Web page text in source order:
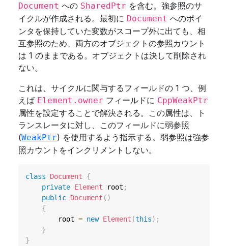
Document への SharedPtr を含む。強参照のサ
イクルが作成される。最初に Document へのポイ
ンタを保持していた変数がスコープ外に出ても、相
互参照のため、両方のオブジェクトの参照カウント
は 1 のままである。オブジェクトは決して削除され
ない。
これは、サイクルに関与するフィールドの 1 つ、例
えば Element.owner フィールドに CppWeakPtr
属性を設定することで解決される。この属性は、ト
ランスレータに対し、このフィールドに弱参照
(WeakPtr) を使用するよう指示する。弱参照は強参
照カウントをインクリメントしない。
class Document
{
private Element root ;
public Document ( )
{
        root
= new Element (this) ;
}
}